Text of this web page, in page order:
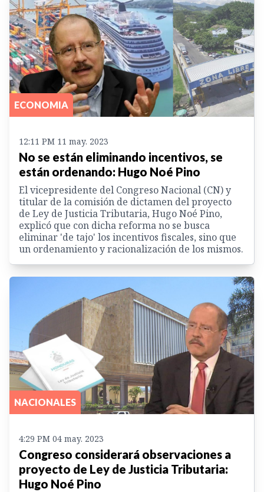
ECONOMIA
12:11 PM 11 may. 2023
No se están eliminando incentivos, se
están ordenando: Hugo Noé Pino
El vicepresidente del Congreso Nacional (CN) y
titular de la comisión de dictamen del proyecto
de Ley de Justicia Tributaria, Hugo Noé Pino,
explicó que con dicha reforma no se busca
eliminar 'de tajo' los incentivos fiscales, sino que
un ordenamiento y racionalización de los mismos.
NACIONALES
4:29 PM 04 may. 2023
Congreso considerará observaciones a
proyecto de Ley de Justicia Tributaria:
Hugo Noé Pino